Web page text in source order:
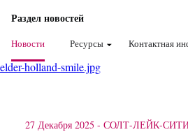
Раздел новостей
Новости Ресурсы Контактная
elder-holland-smile.jpg
27 Декабря 2025 - СОЛТ-ЛЕЙК-